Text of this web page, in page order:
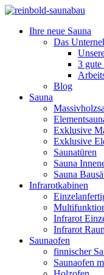
Ihre neue Sauna
Das
3 gute
Blog
Sauna
Exklusive
Exklusive
Saunatüren
Sauna
Sauna
Infrarotkabinen
Infrarot
Infrarot
Saunaofen
finnischer
Saunaofen